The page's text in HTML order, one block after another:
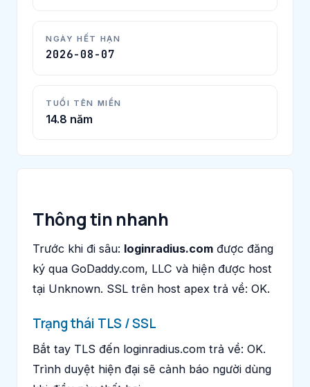
NGÀY HẾT HẠN
2026-08-07
TUỔI TÊN MIỀN
14.8 năm
Thông tin nhanh
Trước khi đi sâu: loginradius.com được đăng
ký qua GoDaddy.com, LLC và hiện được host
tại Unknown. SSL trên host apex trả về: OK.
Trạng thái TLS / SSL
Bắt tay TLS đến loginradius.com trả về: OK.
Trình duyệt hiện đại sẽ cảnh báo người dùng